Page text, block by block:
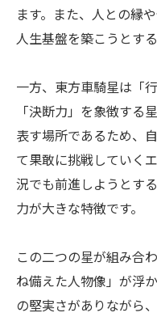
ます。また、人との縁
人生基盤を築こうとす
一方、東方車騎星は「
「決断力」を象徴する
表す場所であるため、
て果敢に挑戦していく
況でも前進しようとす
力が大きな特徴です。
この二つの星が組み合
ね備えた人物像」が浮
の堅実さがありながら